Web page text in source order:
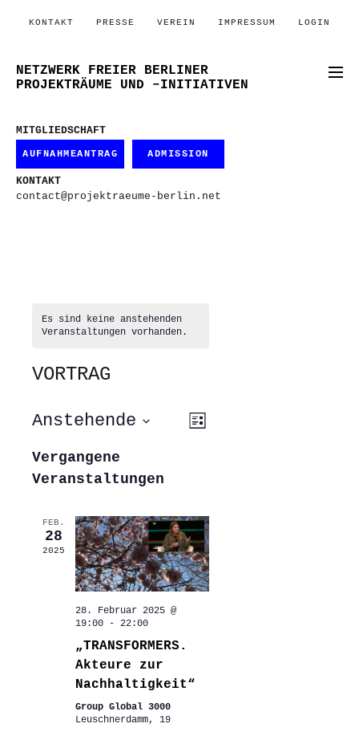
KONTAKT PRESSE VEREIN IMPRESSUM LOGIN
NETZWERK FREIER BERLINER
PROJEKTRÄUME UND –INITIATIVEN
MITGLIEDSCHAFT
AUFNAHMEANTRAG ADMISSION
KONTAKT
contact@projektraeume-berlin.net
Es sind keine anstehenden
Veranstaltungen vorhanden.
VORTRAG
ANSICHTEN-
NAVIGATION
VERANSTALTUNG
ANSICHTEN-
Liste
Anstehende
wählen.
Vergangene
Veranstaltungen
FEB.
28
2025
28. Februar 2025 @
19:00- 22:00
„TRANSFORMERS.
Akteure zur
Nachhaltigkeit“
Group Global 3000
Leuschnerdamm, 19